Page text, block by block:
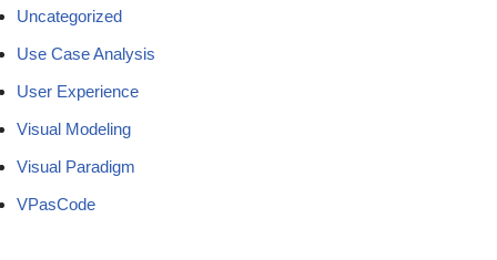
Uncategorized
Use Case Analysis
User Experience
Visual Modeling
Visual Paradigm
VPasCode